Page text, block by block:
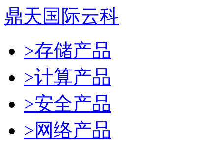
鼎天国际云科
>存储产品
>计算产品
>安全产品
>网络产品